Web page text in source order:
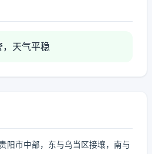
，天气平稳
阳市中部，东与乌当区接壤，南与